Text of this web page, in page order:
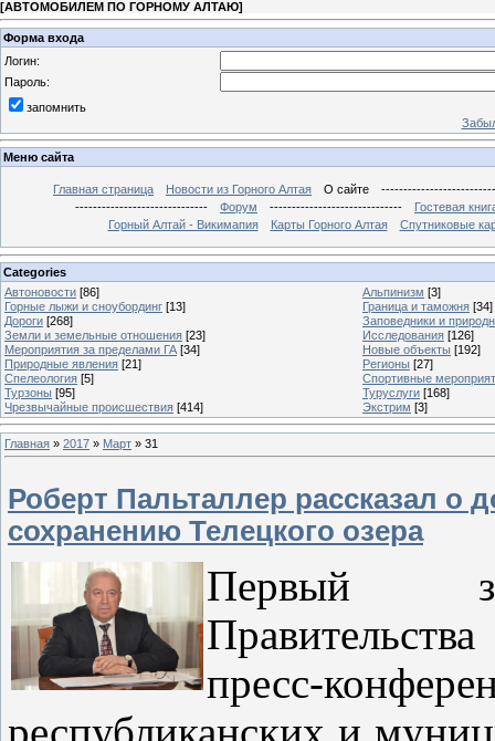
[АВТОМОБИЛЕМ ПО ГОРНОМУ АЛТАЮ]
Форма входа
Логин:
Пароль:
запомнить
Меню сайта
Главная страница Новости из Горного Алтая О сайте
------------------------------
Форум ------------------------------
Гостевая
Горный Алтай - Викимапия
Карты Горного Алтая Спутниковые
Categories
Автоновости [86] Альпинизм [3]
Горные лыжи и сноубординг [13] Граница и таможня [34]
Дороги [268]
Заповедники и
Земли и земельные отношения [23] Исследования [126]
Мероприятия за пределами ГА [34] Новые объекты [192]
Природные явления [21] Регионы [27]
Спелеология [5]
Спортивные
Турзоны [95] Туруслуги [168]
Чрезвычайные происшествия [414] Экстрим [3]
Главная » 2017 » Март » 31
Роберт Пальталлер рассказал о
сохранению Телецкого озера
Первый
пресс-